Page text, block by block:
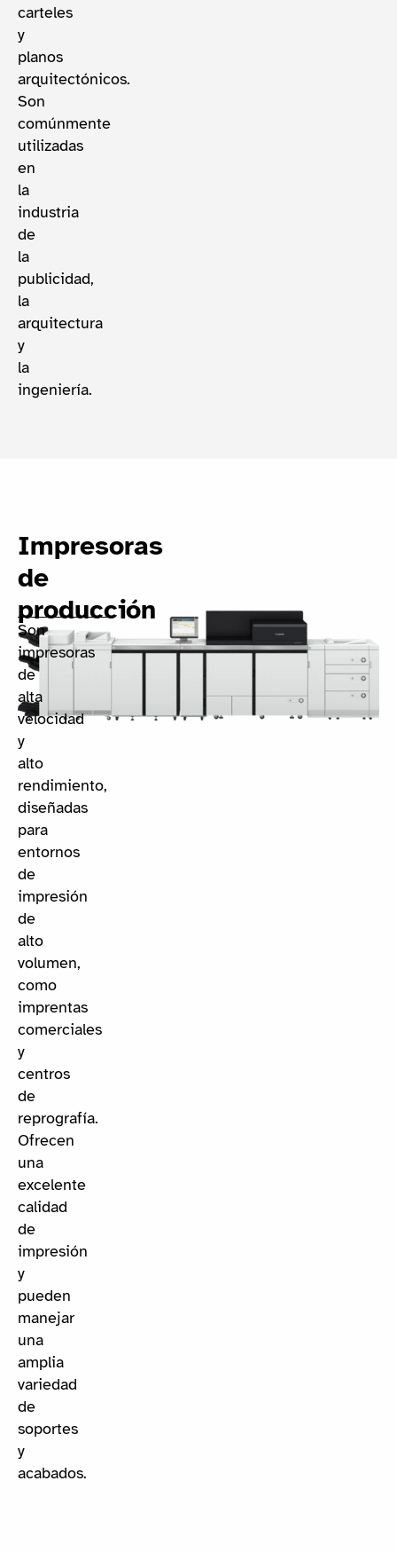
carteles
y
planos
arquitectónicos.
Son
comúnmente
utilizadas
en
la
industria
de
la
publicidad,
la
arquitectura
y
la
ingeniería.
Impresoras
de
producción
Son
impresoras
de
alta
velocidad
y
alto
rendimiento,
diseñadas
para
entornos
de
impresión
de
alto
volumen,
como
imprentas
comerciales
y
centros
de
reprografía.
Ofrecen
una
excelente
calidad
de
impresión
y
pueden
manejar
una
amplia
variedad
de
soportes
y
acabados.